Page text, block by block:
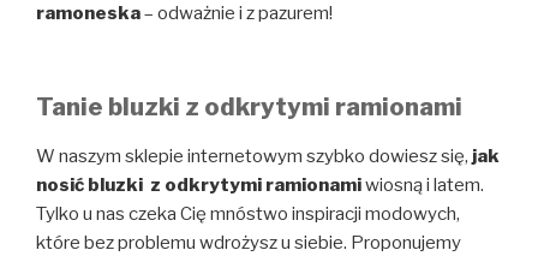
ramoneska– odważnie i z pazurem!
Tanie bluzki z odkrytymi ramionami
W naszym sklepie internetowym szybko dowiesz się, jak
nosić bluzki z odkrytymi ramionamiwiosną i latem.
Tylko u nas czeka Cię mnóstwo inspiracji modowych,
które bez problemu wdrożysz u siebie. Proponujemy